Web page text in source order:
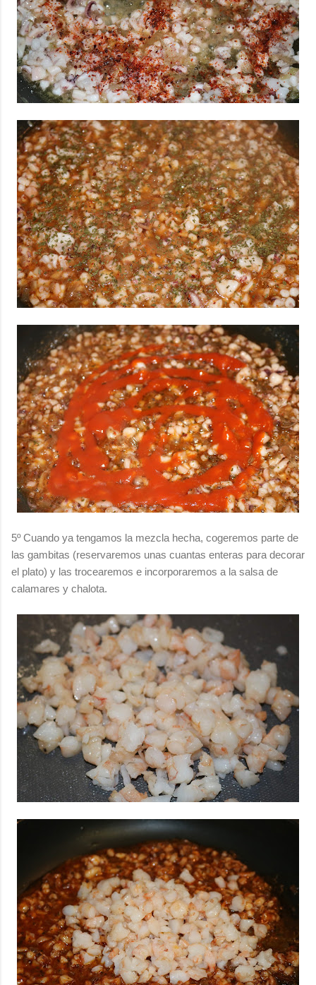
5º Cuando ya tengamos la mezcla hecha, cogeremos parte de
las gambitas (reservaremos unas cuantas enteras para decorar
el plato) y las trocearemos e incorporaremos a la salsa de
calamares y chalota.